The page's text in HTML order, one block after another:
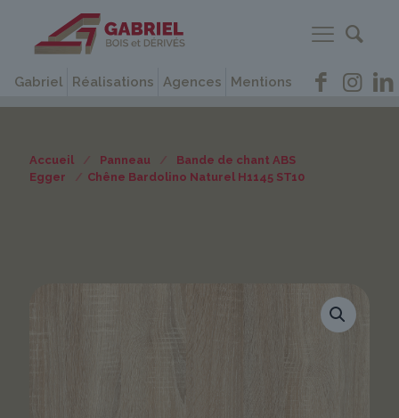
Gabriel Réalisations Agences Mentions
Accueil / Panneau /
Bande de chant ABS
Egger
/ Chêne Bardolino Naturel H1145 ST10